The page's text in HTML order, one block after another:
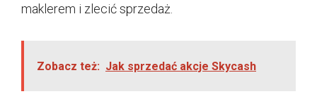
maklerem i zlecić sprzedaż.
Zobacz też: Jak sprzedać akcje Skycash